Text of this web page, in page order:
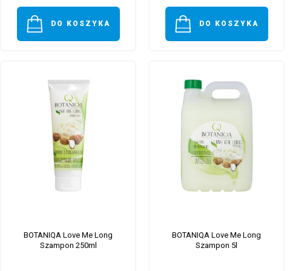
DO KOSZYKA DO KOSZYKA
BOTANIQA Love Me Long
Szampon 250ml
BOTANIQA Love Me Long
Szampon 5l